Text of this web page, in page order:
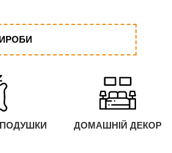
ПОДУШКИ ДОМАШНІЙ ДЕКОР